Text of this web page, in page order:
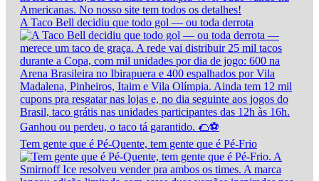
A Taco Bell decidiu que todo gol — ou toda derrota
Tem gente que é Pé-Quente, tem gente que é Pé-Frio